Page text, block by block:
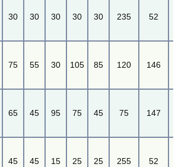
30 30 30 30 30 235 52
75 55 30 105 85 120 146
65 45 95 75 45 75 147
45 45 15 25 25 255 52